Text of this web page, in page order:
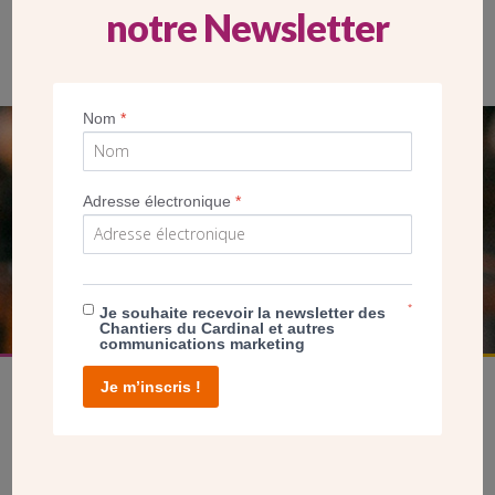
Vue d’un des deux pignons de l’église. Le logement des
religieuses est aménagé au premier étage. (GF/CDC)
SEUL VOTRE DON
NOUS PERMET D’AGIR
FAIRE UN DON
notre Newsletter
Nom*
Adresse électronique*
Je souhaite recevoir la newsletter des
Chantiers du Cardinal et autres
communications marketing
*
Je m’inscris !